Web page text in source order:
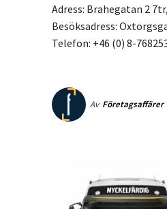
Adress: Brahegatan 2
Besöksadress:
Telefon: +46 (0) 8-
Av Företagsaffärer